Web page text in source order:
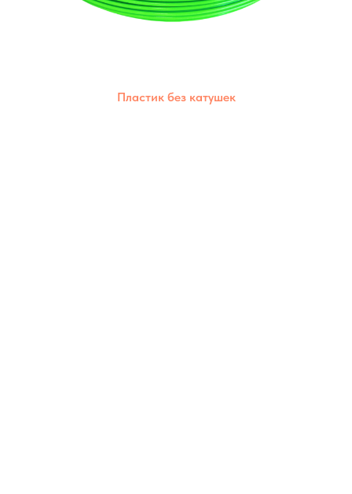
Пластик без катушек